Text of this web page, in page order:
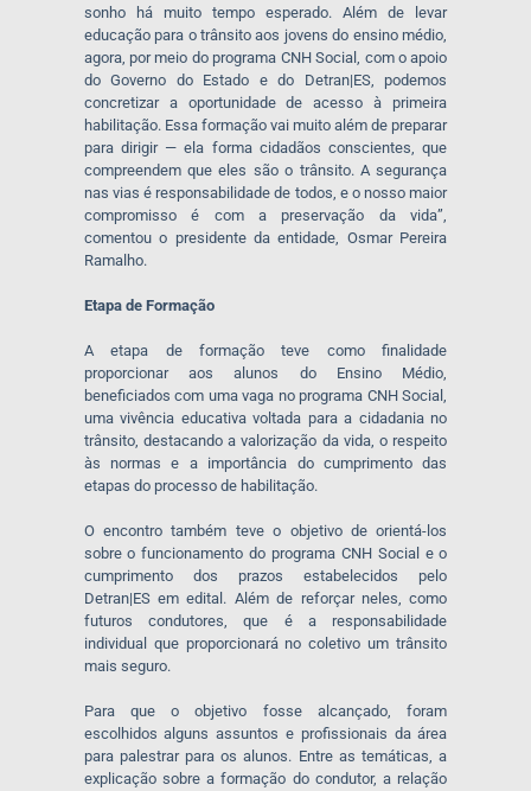
sonho há muito tempo esperado. Além de levar
educação para o trânsito aos jovens do ensino médio,
agora, por meio do programa CNH Social, com o apoio
do Governo do Estado e do Detran|ES, podemos
concretizar a oportunidade de acesso à primeira
habilitação. Essa formação vai muito além de preparar
para dirigir — ela forma cidadãos conscientes, que
compreendem que eles são o trânsito. A segurança
nas vias é responsabilidade de todos, e o nosso maior
compromisso é com a preservação da vida”,
comentou o presidente da entidade, Osmar Pereira
Ramalho.
Etapa de Formação
A etapa de formação teve como finalidade
proporcionar aos alunos do Ensino Médio,
beneficiados com uma vaga no programa CNH Social,
uma vivência educativa voltada para a cidadania no
trânsito, destacando a valorização da vida, o respeito
às normas e a importância do cumprimento das
etapas do processo de habilitação.
O encontro também teve o objetivo de orientá-los
sobre o funcionamento do programa CNH Social e o
cumprimento dos prazos estabelecidos pelo
Detran|ES em edital. Além de reforçar neles, como
futuros condutores, que é a responsabilidade
individual que proporcionará no coletivo um trânsito
mais seguro.
Para que o objetivo fosse alcançado, foram
escolhidos alguns assuntos e profissionais da área
para palestrar para os alunos. Entre as temáticas, a
explicação sobre a formação do condutor, a relação